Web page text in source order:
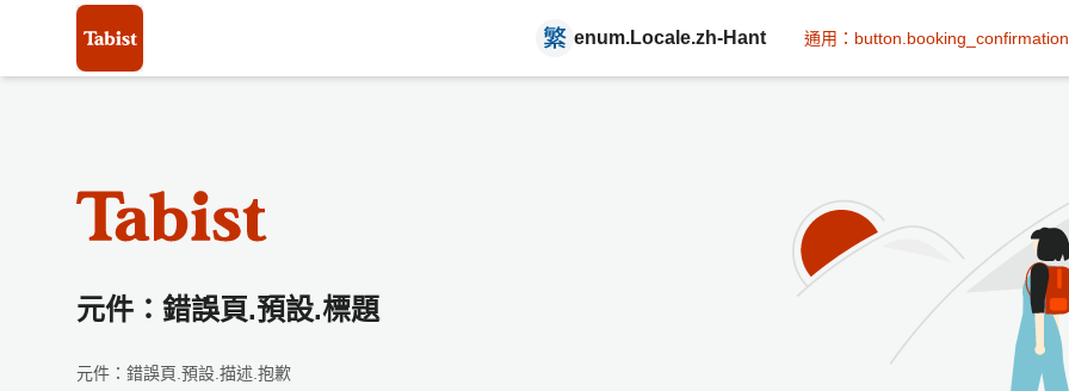
enum.Locale.zh-Hant 通用：button.booking_confirmation
元件：錯誤頁.預設.標題
元件：錯誤頁.預設.描述.抱歉